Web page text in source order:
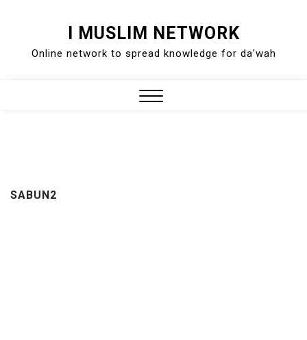
content
I MUSLIM NETWORK
Online network to spread knowledge for da'wah
SABUN2